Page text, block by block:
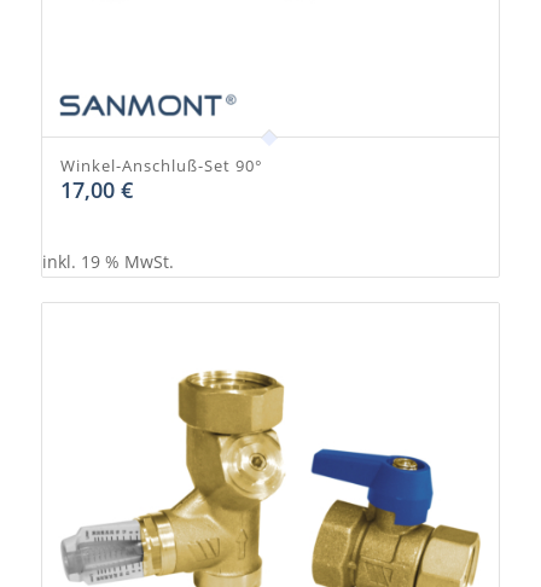
Winkel-Anschluß-Set 90°
17,00 €
inkl. 19 % MwSt.